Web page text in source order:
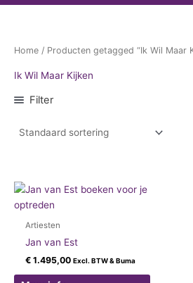
Home / Producten getagged “Ik Wil Maar
Ik Wil Maar Kijken
Filter
Artiesten
Jan van Est
€ 1.495,00 Excl. BTW & Buma